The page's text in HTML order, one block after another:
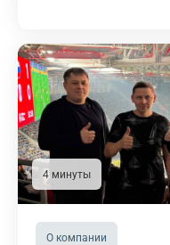
4 минуты
О компании